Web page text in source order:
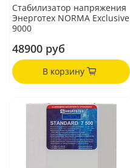
Стабилизатор напряжения
Энерготех NORMA Exclusive
9000
48900 руб
В корзину